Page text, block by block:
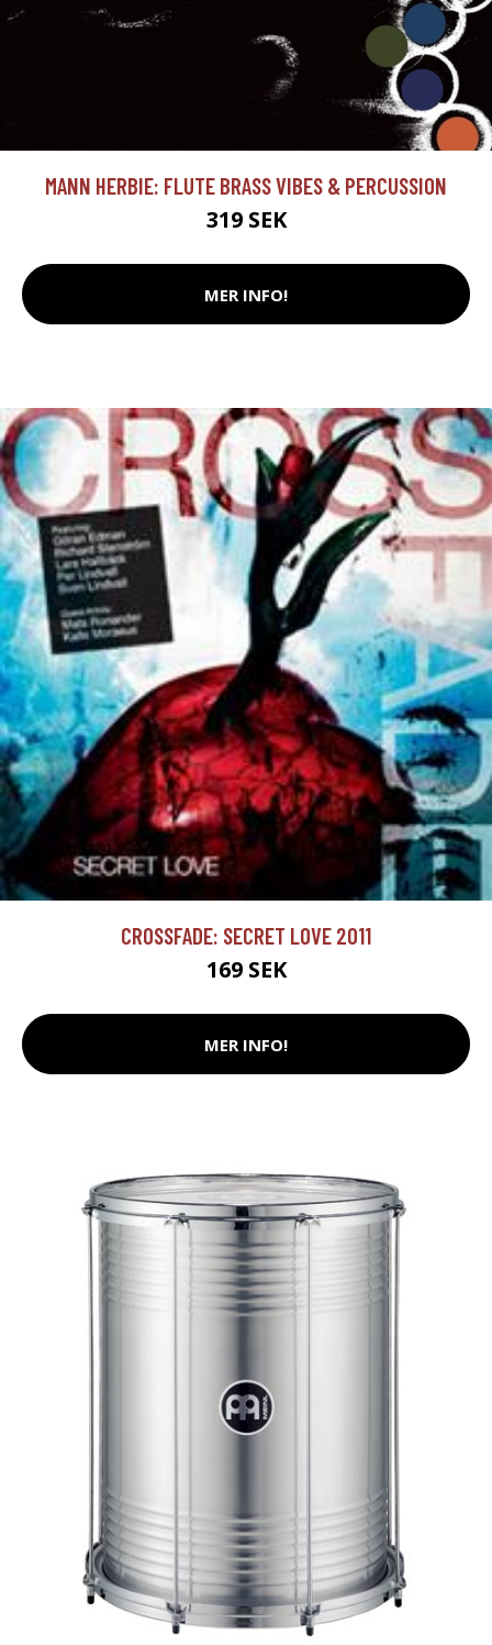
MANN HERBIE: FLUTE BRASS VIBES & PERCUSSION
319 SEK
MER INFO!
CROSSFADE: SECRET LOVE 2011
169 SEK
MER INFO!